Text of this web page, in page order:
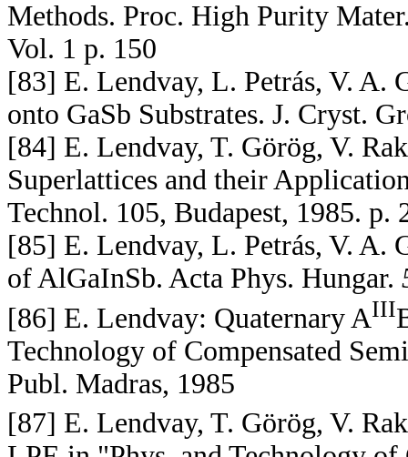
Methods. Proc. High Purity
Vol. 1 p. 150
[83] E. Lendvay, L. Petrás, V. A.
onto GaSb Substrates. J. Cryst.
[84] E. Lendvay, T. Görög, V.
Superlattices and their
Technol. 105, Budapest, 1985. p.
[85] E. Lendvay, L. Petrás, V. A.
of AlGaInSb. Acta Phys. Hungar.
[86] E. Lendvay: Quaternary AIII
Technology of Compensated
Publ. Madras, 1985
[87] E. Lendvay, T. Görög, V.